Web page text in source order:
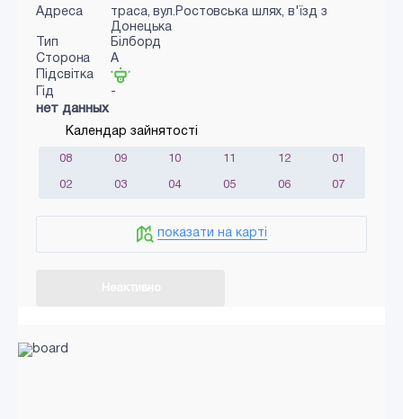
Адреса
траса, вул.Ростовська шлях, в'їзд з
Донецька
Тип
Білборд
Сторона
A
Підсвітка
Гід
-
нет данных
Календар зайнятості
08 09 10 11 12 01
02 03 04 05 06 07
показати на карті